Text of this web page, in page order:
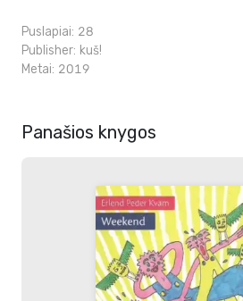
Puslapiai: 28
Publisher: kuš!
Metai: 2019
Panašios knygos